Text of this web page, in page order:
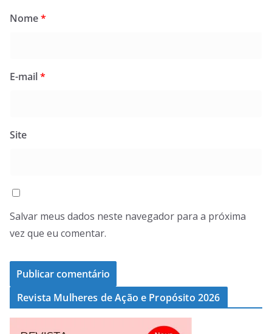
Nome*
E-mail*
Site
Salvar meus dados neste navegador para a próxima
vez que eu comentar.
Revista Mulheres de Ação e Propósito 2026